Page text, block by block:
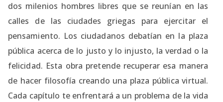
dos milenios hombres libres que se reunían en las
calles de las ciudades griegas para ejercitar el
pensamiento. Los ciudadanos debatían en la plaza
pública acerca de lo justo y lo injusto, la verdad o la
felicidad. Esta obra pretende recuperar esa manera
de hacer filosofía creando una plaza pública virtual.
Cada capítulo te enfrentará a un problema de la vida